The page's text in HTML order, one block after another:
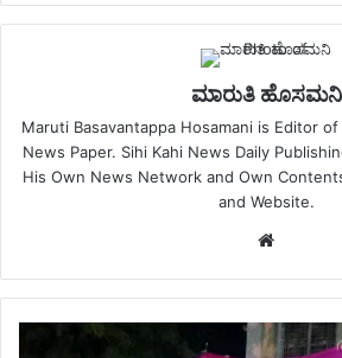
ಮಾರುತಿ ಹೊಸಮನಿ
Maruti Basavantappa Hosamani is Editor of
News Paper. Sihi Kahi News Daily
His Own News Network and Own
and Website.
Website